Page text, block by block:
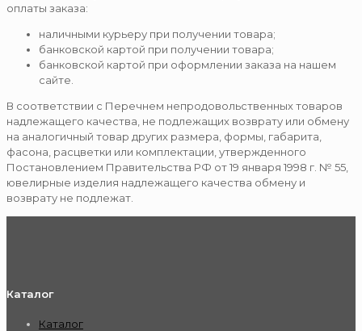
оплаты заказа:
наличными курьеру при получении товара;
банковской картой при получении товара;
банковской картой при оформлении заказа на нашем
сайте.
В соответствии с Перечнем непродовольственных товаров
надлежащего качества, не подлежащих возврату или обмену
на аналогичный товар других размера, формы, габарита,
фасона, расцветки или комплектации, утвержденного
Постановлением Правительства РФ от 19 января 1998 г. № 55,
ювелирные изделия надлежащего качества обмену и
возврату не подлежат.
Каталог
Каталог